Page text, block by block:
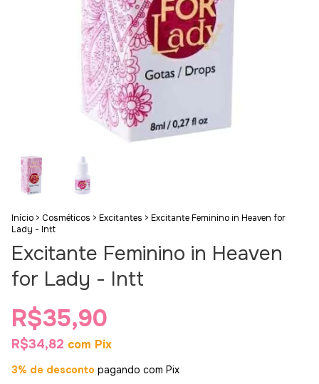
Início > Cosméticos > Excitantes > Excitante Feminino in Heaven for
Lady - Intt
Excitante Feminino in Heaven
for Lady - Intt
R$35,90
R$34,82 com Pix
3% de desconto pagando com Pix